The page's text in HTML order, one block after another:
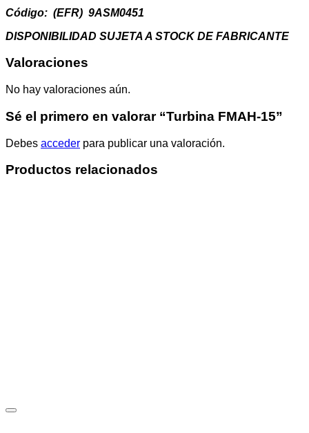
Código: (EFR) 9ASM0451
DISPONIBILIDAD SUJETA A STOCK DE FABRICANTE
Valoraciones
No hay valoraciones aún.
Sé el primero en valorar “Turbina FMAH-15”
Debes acceder para publicar una valoración.
Productos relacionados